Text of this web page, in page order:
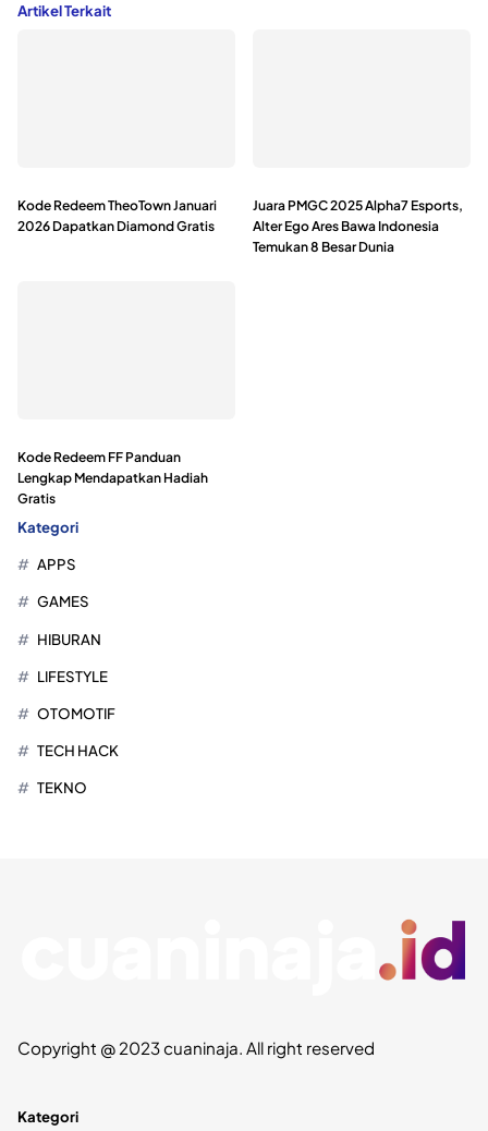
Artikel Terkait
Kode Redeem TheoTown Januari
2026 Dapatkan Diamond Gratis
Juara PMGC 2025 Alpha7 Esports,
Alter Ego Ares Bawa Indonesia
Temukan 8 Besar Dunia
Kode Redeem FF Panduan
Lengkap Mendapatkan Hadiah
Gratis
Kategori
APPS
GAMES
HIBURAN
LIFESTYLE
OTOMOTIF
TECH HACK
TEKNO
Copyright @ 2023 cuaninaja. All right reserved
Kategori